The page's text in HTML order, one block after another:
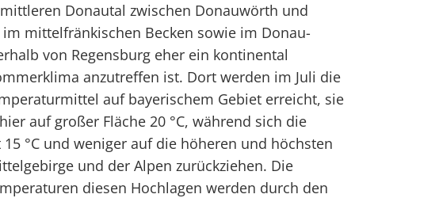
Donautal zwischen Donauwörth und
im mittelfränkischen Becken sowie im Donau-
von Regensburg eher ein kontinental
anzutreffen ist. Dort werden im Juli die
auf bayerischem Gebiet erreicht, sie
auf großer Fläche 20 °C, während sich die
°C und weniger auf die höheren und höchsten
und der Alpen zurückziehen. Die
diesen Hochlagen werden durch den